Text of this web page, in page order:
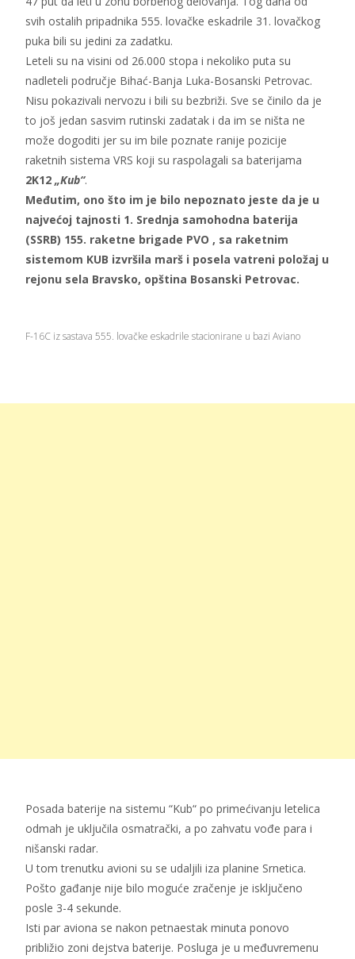
svih ostalih pripadnika 555. lovačke eskadrile 31. lovačkog
puka bili su jedini za zadatku.
Leteli su na visini od 26.000 stopa i nekoliko puta su
nadleteli područje Bihać-Banja Luka-Bosanski Petrovac.
Nisu pokazivali nervozu i bili su bezbriži. Sve se činilo da je
to još jedan sasvim rutinski zadatak i da im se ništa ne
može dogoditi jer su im bile poznate ranije pozicije
raketnih sistema VRS koji su raspolagali sa baterijama
2K12 „Kub“.
Međutim, ono što im je bilo nepoznato jeste da je u
najvećoj tajnosti 1. Srednja samohodna baterija
(SSRB) 155. raketne brigade PVO , sa raketnim
sistemom KUB izvršila marš i posela vatreni položaj u
rejonu sela Bravsko, opština Bosanski Petrovac.
F-16C iz sastava 555. lovačke eskadrile stacionirane u bazi Aviano
Posada baterije na sistemu “Kub“ po primećivanju letelica
odmah je uključila osmatrački, a po zahvatu vođe para i
nišanski radar.
U tom trenutku avioni su se udaljili iza planine Srnetica.
Pošto gađanje nije bilo moguće zračenje je isključeno
posle 3-4 sekunde.
Isti par aviona se nakon petnaestak minuta ponovo
približio zoni dejstva baterije. Posluga je u međuvremenu